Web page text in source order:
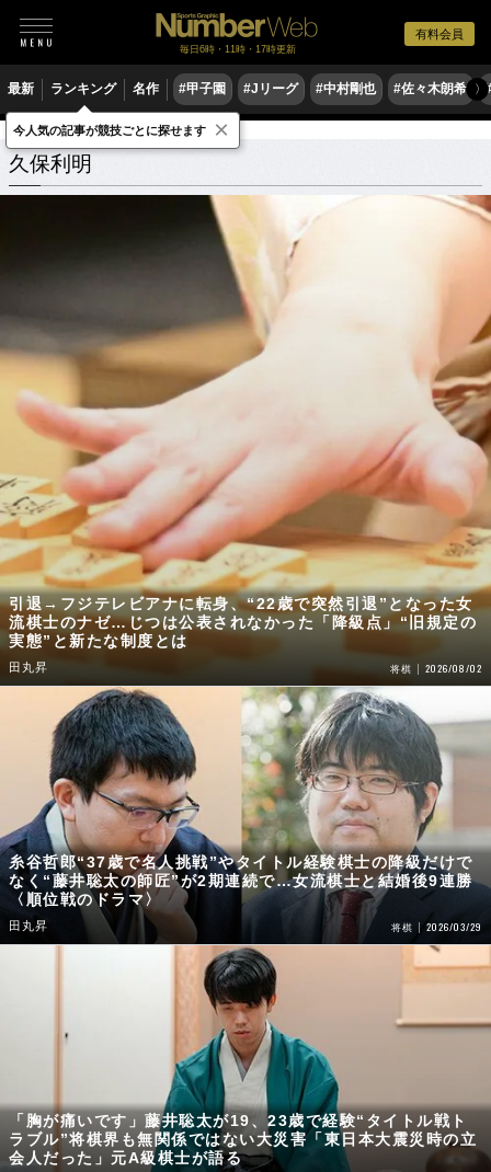
有料会員
毎日6時・11時・17時更新
最新 ランキング 名作 #甲子園 #Jリーグ #中村剛也 #佐々木朗希 〉
久保利明 関連記事
久保利明
引退→フジテレビアナに転身、“22歳で突然引退”となった女
流棋士のナゼ…じつは公表されなかった「降級点」“旧規定の
実態”と新たな制度とは
田丸昇 将棋 2026/08/02
糸谷哲郎“37歳で名人挑戦”やタイトル経験棋士の降級だけで
なく“藤井聡太の師匠”が2期連続で…女流棋士と結婚後9連勝
〈順位戦のドラマ〉
田丸昇 将棋 2026/03/29
「胸が痛いです」藤井聡太が19、23歳で経験“タイトル戦ト
ラブル”将棋界も無関係ではない大災害「東日本大震災時の立
会人だった」元A級棋士が語る
今人気の記事が競技ごとに探せます ×